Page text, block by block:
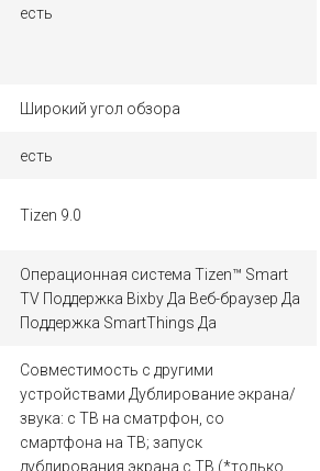
есть
Широкий угол обзора
есть
Tizen 9.0
Операционная система Tizen™ Smart
TV Поддержка Bixby Да Веб-браузер Да
Поддержка SmartThings Да
Совместимость с другими
устройствами Дублирование экрана/
звука: с ТВ на сматрфон, со
смартфона на ТВ; запуск
дублирования экрана с ТВ.(*только